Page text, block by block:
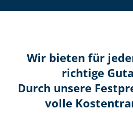
Wir bieten für
richtige
Durch unsere
volle